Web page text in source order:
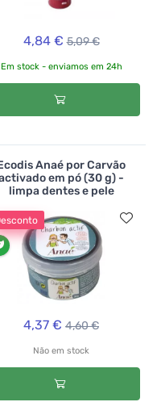
4,84 € 5,09 €
Em stock - enviamos em 24h
Anaé por Carvão
em pó (30 g) -
limpa dentes e pele
4,37 € 4,60 €
Não em stock